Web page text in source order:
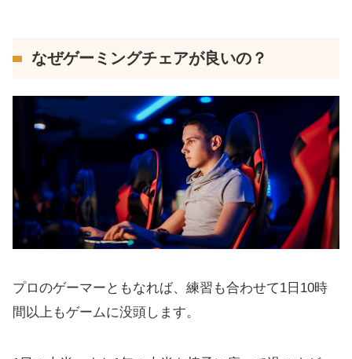
との違い
頭の先まで包み込むチェアシート
アームレストのポジショニング性能が高い
リクライニング
noblechairs EPICを選んだ理由
結構な大きさなので開封の儀を見てください
EPICのサイズ感と組み立て
アームレストが良い感じ
なぜゲーミングチェアが良いの？
プロのゲーマーともなれば、練習も合わせて1日10時
間以上もゲームに没頭します。